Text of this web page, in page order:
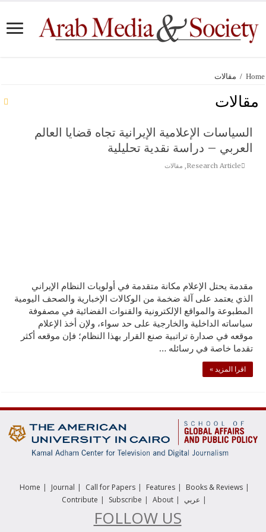
Home
/ مقالات
مقالات
السياسات الإعلامية الإيرانية تجاه قضايا العالم
العربي – دراسة نقدية تحليلية
Research Article مقالات
مقدمة يحتل الإعلام مكانة متقدمة في أولويات النظام الإيراني
الذي يعتمد على آلة ضخمة من الوكالات الإخبارية والصحف اليومية
المطبوعة والمواقع الإلكترونية والقنوات الفضائية في مصفوفة
سياساته الداخلية والخارجية على حد سواء، ولإن أخذ الإعلام
موقعه في صدارة تراتبية صنع القرار بهذا النظام؛ فإن موقعه أكثر
تقدما خاصة في رسائله …
اقرا المزيد »
Home | Journal | Call for Papers | Features | Books & Reviews |
Contribute | Subscribe | About | عربي |
FOLLOW US